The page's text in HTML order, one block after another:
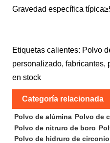
Gravedad específica
Etiquetas calientes: Polvo
personalizado, fabricantes,
en stock
Categoría relacionada
Polvo de alúmina Polvo de
Polvo de nitruro de boro
Polvo de hidruro de circonio